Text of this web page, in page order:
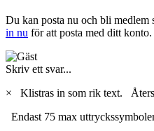
Du kan posta nu och bli medlem
in nu för att posta med ditt konto.
Skriv ett svar...
×
Klistras in som rik text.
Endast 75 max